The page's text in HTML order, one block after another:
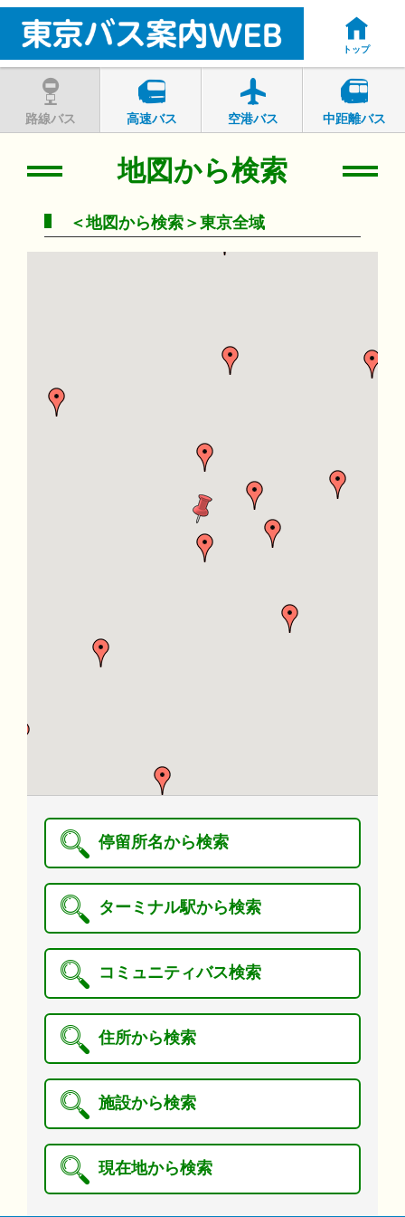
トップ
路線バス 高速バス 空港バス 中距離バス
地図から検索
＜地図から検索＞東京全域
停留所名から検索
ターミナル駅から検索
コミュニティバス検索
住所から検索
施設から検索
現在地から検索